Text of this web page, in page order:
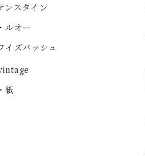
ンスタイン
ルオー
イズバッシュ
紙